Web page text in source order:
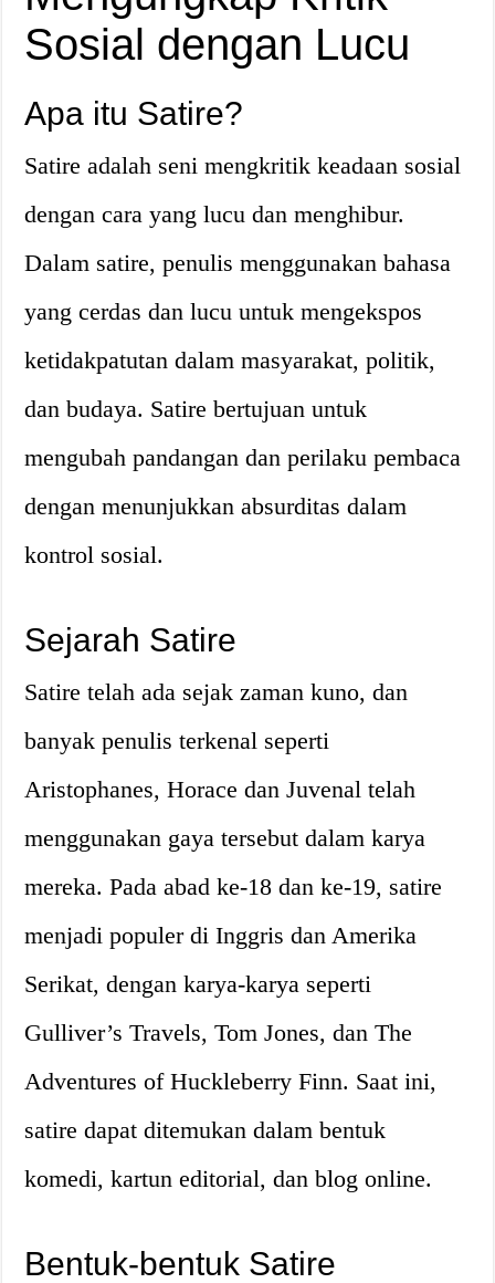
Sosial dengan Lucu
Apa itu Satire?
Satire adalah seni mengkritik keadaan sosial
dengan cara yang lucu dan menghibur.
Dalam satire, penulis menggunakan bahasa
yang cerdas dan lucu untuk mengekspos
ketidakpatutan dalam masyarakat, politik,
dan budaya. Satire bertujuan untuk
mengubah pandangan dan perilaku pembaca
dengan menunjukkan absurditas dalam
kontrol sosial.
Sejarah Satire
Satire telah ada sejak zaman kuno, dan
banyak penulis terkenal seperti
Aristophanes, Horace dan Juvenal telah
menggunakan gaya tersebut dalam karya
mereka. Pada abad ke-18 dan ke-19, satire
menjadi populer di Inggris dan Amerika
Serikat, dengan karya-karya seperti
Gulliver’s Travels, Tom Jones, dan The
Adventures of Huckleberry Finn. Saat ini,
satire dapat ditemukan dalam bentuk
komedi, kartun editorial, dan blog online.
Bentuk-bentuk Satire